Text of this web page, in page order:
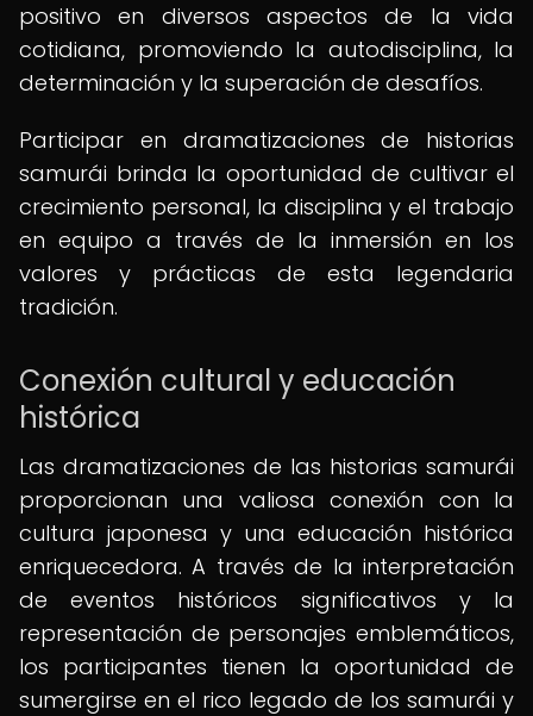
positivo en diversos aspectos de la vida
cotidiana, promoviendo la autodisciplina, la
determinación y la superación de desafíos.
Participar en dramatizaciones de historias
samurái brinda la oportunidad de cultivar el
crecimiento personal, la disciplina y el trabajo
en equipo a través de la inmersión en los
valores y prácticas de esta legendaria
tradición.
Conexión cultural y educación
histórica
Las dramatizaciones de las historias samurái
proporcionan una valiosa conexión con la
cultura japonesa y una educación histórica
enriquecedora. A través de la interpretación
de eventos históricos significativos y la
representación de personajes emblemáticos,
los participantes tienen la oportunidad de
sumergirse en el rico legado de los samurái y